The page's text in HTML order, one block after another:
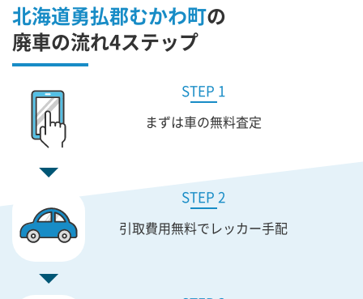
北海道勇払郡むかわ町の
廃車の流れ4ステップ
STEP 1
まずは車の無料査定
STEP 2
引取費用無料でレッカー手配